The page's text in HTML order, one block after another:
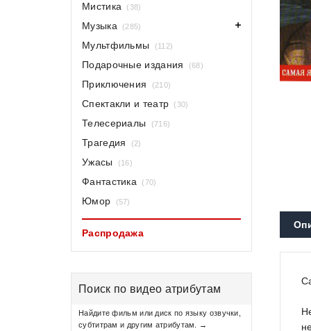
Мистика (38)
Музыка (285)
Мультфильмы (112)
Подарочные издания (68)
Приключения (210)
Спектакли и театр (30)
Телесериалы (716)
Трагедия (2)
Ужасы (16)
Фантастика (70)
Юмор (57)
Распродажа
Поиск по видео атрибутам
Найдите фильм или диск по языку озвучки,
субтитрам и другим атрибутам. →